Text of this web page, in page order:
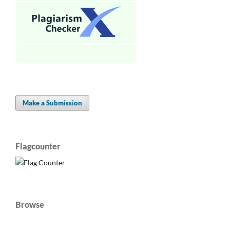
Make a Submission
Flagcounter
Browse